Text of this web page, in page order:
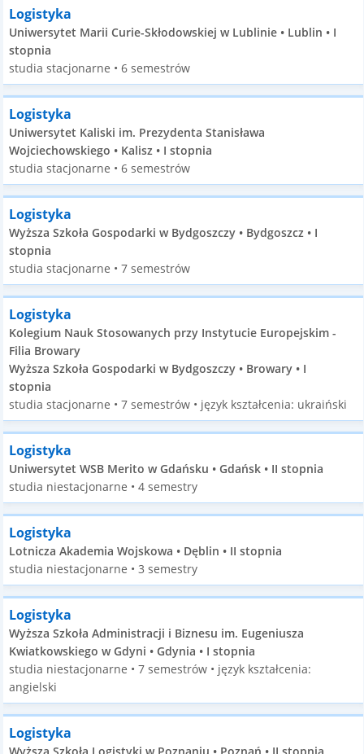
Logistyka
Uniwersytet Marii Curie-Skłodowskiej w Lublinie • Lublin • I
stopnia
studia stacjonarne • 6 semestrów
Logistyka
Uniwersytet Kaliski im. Prezydenta Stanisława
Wojciechowskiego • Kalisz • I stopnia
studia stacjonarne • 6 semestrów
Logistyka
Wyższa Szkoła Gospodarki w Bydgoszczy • Bydgoszcz • I
stopnia
studia stacjonarne • 7 semestrów
Logistyka
Kolegium Nauk Stosowanych przy Instytucie Europejskim -
Filia Browary
Wyższa Szkoła Gospodarki w Bydgoszczy • Browary • I
stopnia
studia stacjonarne • 7 semestrów • język kształcenia: ukraiński
Logistyka
Uniwersytet WSB Merito w Gdańsku • Gdańsk • II stopnia
studia niestacjonarne • 4 semestry
Logistyka
Lotnicza Akademia Wojskowa • Dęblin • II stopnia
studia niestacjonarne • 3 semestry
Logistyka
Wyższa Szkoła Administracji i Biznesu im. Eugeniusza
Kwiatkowskiego w Gdyni • Gdynia • I stopnia
studia niestacjonarne • 7 semestrów • język kształcenia:
angielski
Logistyka